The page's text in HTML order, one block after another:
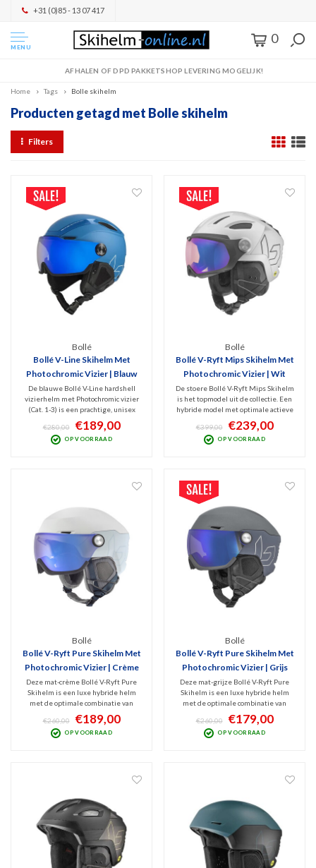
+31 (0)85 - 13 07 417
MENU
0
AFHALEN OF DPD PAKKETSHOP LEVERING MOGELIJK!
Home Tags Bolle skihelm
Producten getagd met Bolle skihelm
Filters
Bollé
Bollé V-Line Skihelm Met
Photochromic Vizier | Blauw
De blauwe Bollé V-Line hardshell
vizierhelm met Photochromic vizier
(Cat. 1-3) is een prachtige, unisex
skihelm van indrukwekkende
kwaliteit en pasvorm. Veilig en
geschikt voor zowel skiërs als
€280,00 €189,00
OP VOORRAAD
Bollé
Bollé V-Ryft Mips Skihelm Met
Photochromic Vizier | Wit
De stoere Bollé V-Ryft Mips Skihelm
is het topmodel uit de collectie. Een
hybride model met optimale actieve
ventilatie, MIPS Protection en
perfect zicht door het meekleurende
vizier (Cat. 1-3). Witte, high-end
€399,00 €239,00
OP VOORRAAD
Bollé
Bollé V-Ryft Pure Skihelm Met
Photochromic Vizier | Crème
Deze mat-crème Bollé V-Ryft Pure
Skihelm is een luxe hybride helm
met de optimale combinatie van
actieve ventilatie, stoer design,
bescherming en perfect zicht. Versie
met meekleurend Photochromic
€260,00 €189,00
OP VOORRAAD
Bollé
Bollé V-Ryft Pure Skihelm Met
Photochromic Vizier | Grijs
Deze mat-grijze Bollé V-Ryft Pure
Skihelm is een luxe hybride helm
met de optimale combinatie van
actieve ventilatie, stoer design,
bescherming en perfect zicht. Versie
met meekleurend Photochromic
€260,00 €179,00
OP VOORRAAD